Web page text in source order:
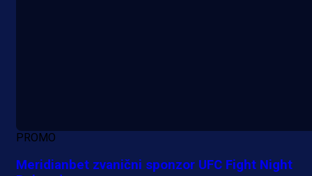
PROMO
Meridianbet zvanični sponzor UFC Fight Night